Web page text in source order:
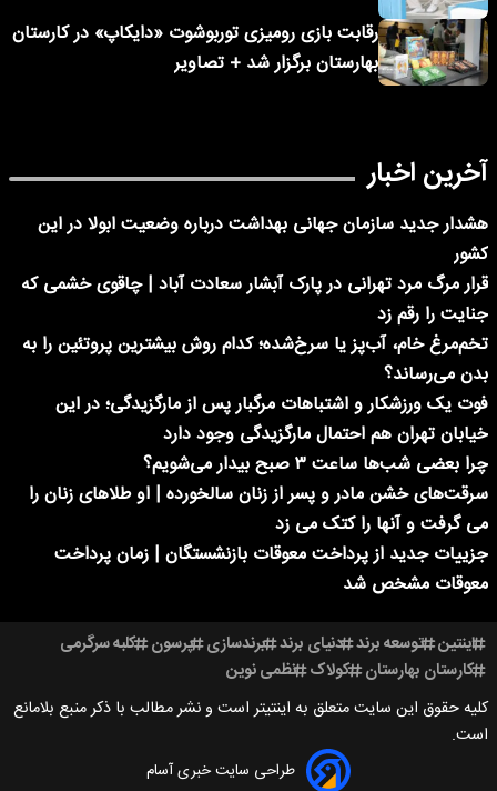
رقابت بازی رومیزی توربوشوت «دایکاپ» در کارستان
بهارستان برگزار شد + تصاویر
آخرین اخبار
هشدار جدید سازمان جهانی بهداشت درباره وضعیت ابولا در این
کشور
قرار مرگ مرد تهرانی در پارک آبشار سعادت آباد | چاقوی خشمی که
جنایت را رقم زد
تخم‌مرغ خام، آب‌پز یا سرخ‌شده؛ کدام روش بیشترین پروتئین را به
بدن می‌رساند؟
فوت یک ورزشکار و اشتباهات مرگبار پس از مارگزیدگی؛ در این
خیابان تهران هم احتمال مارگزیدگی وجود دارد
چرا بعضی شب‌ها ساعت ۳ صبح بیدار می‌شویم؟
سرقت‌های خشن مادر و پسر از زنان سالخورده | او طلاهای زنان را
می گرفت و آنها را کتک می زد
جزییات جدید از پرداخت معوقات بازنشستگان | زمان پرداخت
معوقات مشخص شد
اینتین توسعه برند دنیای برند برندسازی پرسون کلبه سرگرمی
کارستان بهارستان کولاک نظمی نوین
کلیه حقوق این سایت متعلق به اینتیتر است و نشر مطالب با ذکر منبع بلامانع
است.
طراحی سایت خبری آسام